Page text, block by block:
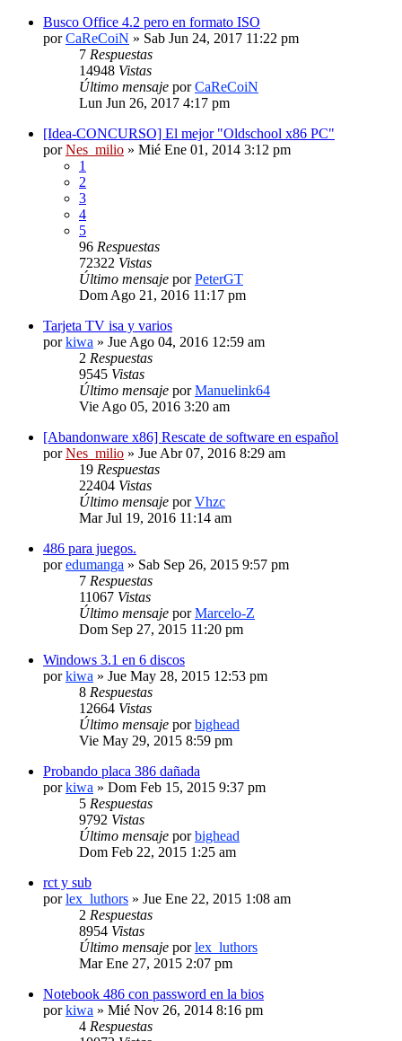
Busco Office 4.2 pero en formato ISO
porCaReCoiN » Sab Jun 24, 2017 11:22 pm
7 Respuestas
14948 Vistas
Último mensaje porCaReCoiN
Lun Jun 26, 2017 4:17 pm
[Idea-CONCURSO] El mejor "Oldschool x86 PC"
porNes_milio » Mié Ene 01, 2014 3:12 pm
1
2
3
4
5
96 Respuestas
72322 Vistas
Último mensaje porPeterGT
Dom Ago 21, 2016 11:17 pm
Tarjeta TV isa y varios
porkiwa » Jue Ago 04, 2016 12:59 am
2 Respuestas
9545 Vistas
Último mensaje porManuelink64
Vie Ago 05, 2016 3:20 am
[Abandonware x86] Rescate de software en español
porNes_milio » Jue Abr 07, 2016 8:29 am
19 Respuestas
22404 Vistas
Último mensaje porVhzc
Mar Jul 19, 2016 11:14 am
486 para juegos.
poredumanga » Sab Sep 26, 2015 9:57 pm
7 Respuestas
11067 Vistas
Último mensaje porMarcelo-Z
Dom Sep 27, 2015 11:20 pm
Windows 3.1 en 6 discos
porkiwa » Jue May 28, 2015 12:53 pm
8 Respuestas
12664 Vistas
Último mensaje porbighead
Vie May 29, 2015 8:59 pm
Probando placa 386 dañada
porkiwa » Dom Feb 15, 2015 9:37 pm
5 Respuestas
9792 Vistas
Último mensaje porbighead
Dom Feb 22, 2015 1:25 am
rct y sub
porlex_luthors » Jue Ene 22, 2015 1:08 am
2 Respuestas
8954 Vistas
Último mensaje porlex_luthors
Mar Ene 27, 2015 2:07 pm
Notebook 486 con password en la bios
porkiwa » Mié Nov 26, 2014 8:16 pm
4 Respuestas